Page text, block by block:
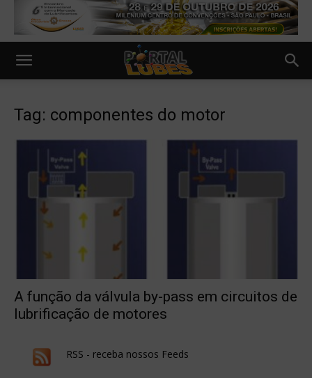
Tag: componentes do motor
A função da válvula by-pass em circuitos de
lubrificação de motores
RSS - receba nossos Feeds